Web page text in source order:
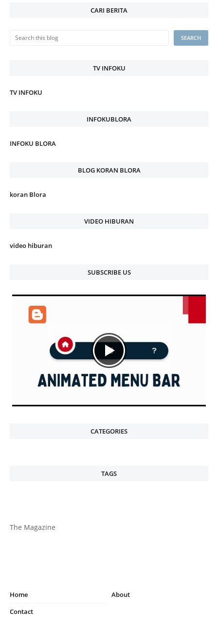
CARI BERITA
TV INFOKU
TV INFOKU
INFOKUBLORA
INFOKU BLORA
BLOG KORAN BLORA
koran Blora
VIDEO HIBURAN
video hiburan
SUBSCRIBE US
CATEGORIES
TAGS
The Magazine
Home
About
Contact